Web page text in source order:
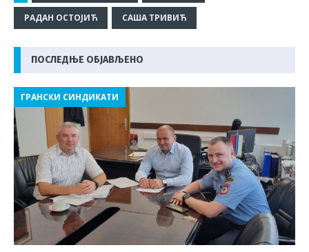
e
o
o
k
r s
p
p
e
s
g
РАДАН ОСТОЈИЋ САША ТРИВИЋ
ПОСЛЕДЊЕ ОБЈАВЉЕНО
ГРАНСКИ СИНДИКАТИ